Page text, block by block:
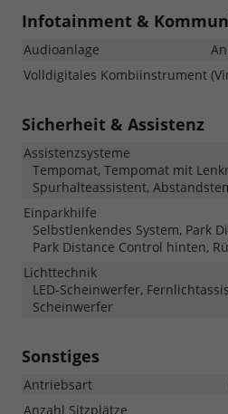
Infotainment &
Audioanlage
Volldigitales Kombiinstrument
Sicherheit & Assistenz
Assistenzsysteme
Tempomat, Tempomat mit
Spurhalteassistent,
Einparkhilfe
Selbstlenkendes System, Park
Park Distance Control hinten,
Lichttechnik
LED-Scheinwerfer,
Scheinwerfer
Sonstiges
Antriebsart
Anzahl Sitzplätze